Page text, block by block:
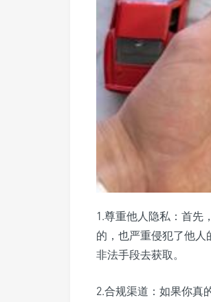
1.尊重他人隐私：首先
的，也严重侵犯了他
非法手段去获取。
2.合规渠道：如果你真